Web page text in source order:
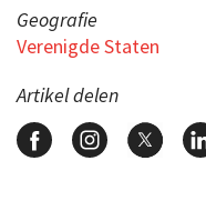
Geografie
Verenigde Staten
Artikel delen